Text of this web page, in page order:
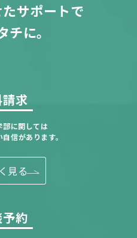
サポートで
チに。
求
部に関しては
信があります。
見る
約